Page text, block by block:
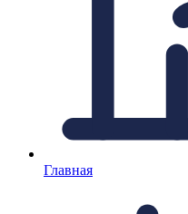
Главная